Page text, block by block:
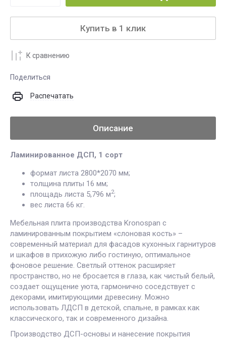
Купить в 1 клик
К сравнению
Поделиться
Распечатать
Описание
Ламинированное ДСП, 1 сорт
формат листа 2800*2070 мм;
толщина плиты 16 мм;
площадь листа 5,796 м2;
вес листа 66 кг.
Мебельная плита производства Kronospan с
ламинированным покрытием «слоновая кость» –
современный материал для фасадов кухонных гарнитуров
и шкафов в прихожую либо гостиную, оптимальное
фоновое решение. Светлый оттенок расширяет
пространство, но не бросается в глаза, как чистый белый,
создает ощущение уюта, гармонично соседствует с
декорами, имитирующими древесину. Можно
использовать ЛДСП в детской, спальне, в рамках как
классического, так и современного дизайна.
Производство ДСП-основы и нанесение покрытия